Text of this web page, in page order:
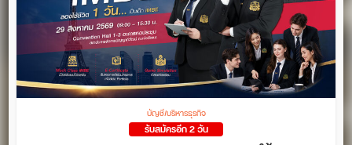
บัญชี/บริหารธุรกิจ
รับสมัครอีก 2 วัน